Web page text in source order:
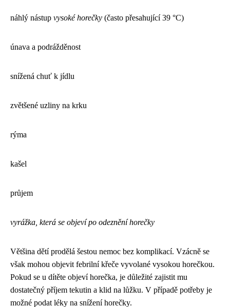
náhlý nástup vysoké horečky (často přesahující 39 °C)
únava a podrážděnost
snížená chuť k jídlu
zvětšené uzliny na krku
rýma
kašel
průjem
vyrážka, která se objeví po odeznění horečky
Většina dětí prodělá šestou nemoc bez komplikací. Vzácně se
však mohou objevit febrilní křeče vyvolané vysokou horečkou.
Pokud se u dítěte objeví horečka, je důležité zajistit mu
dostatečný příjem tekutin a klid na lůžku. V případě potřeby je
možné podat léky na snížení horečky.